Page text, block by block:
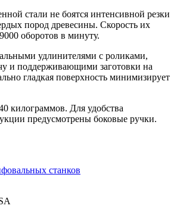
стали не боятся интенсивной резки
пород древесины. Скорость их
оборотов в минуту.
удлинителями с роликами,
и поддерживающими заготовки на
гладкая поверхность минимизирует
килограммов. Для удобства
предусмотрены боковые ручки.
станков